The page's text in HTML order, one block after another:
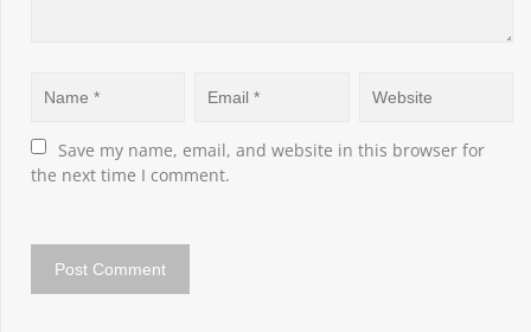
Save my name, email, and website in this browser for
the next time I comment.